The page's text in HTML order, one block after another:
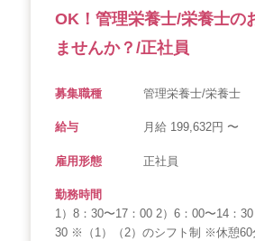
OK！管理栄養士/栄養士の
ませんか？/正社員
募集職種 管理栄養士/栄養士
給与 月給 199,632円 〜
雇用形態 正社員
勤務時間
1）8：30〜17：00 2）6：00〜14：30
30 ※（1）（2）のシフト制 ※休憩